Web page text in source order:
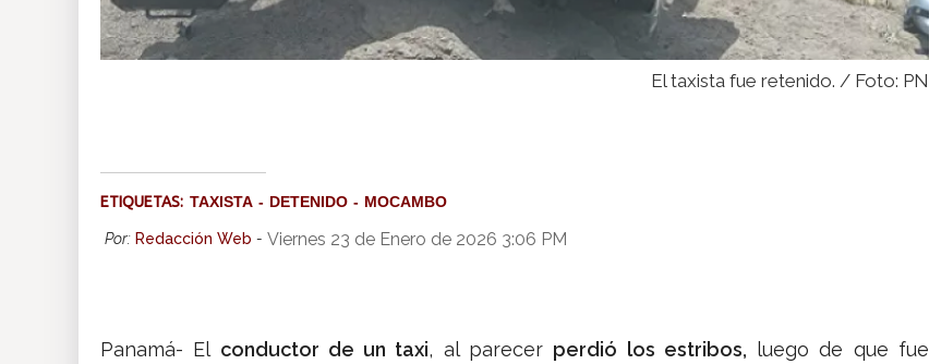
El taxista fue retenido. / Foto: PN
ETIQUETAS: TAXISTA DETENIDO MOCAMBO
Por: Redacción Web - Viernes 23 de Enero de 2026 3:06 PM
Panamá- El conductor de un taxi, al parecer perdió los estribos, luego de que fue